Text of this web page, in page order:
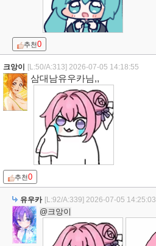
추천0
크앙이 [L:50/A:313] 2026-07-05 14:18:55
삼대남유우카님,,
추천0
유우카 [L:92/A:339] 2026-07-05 14:25:03
@크앙이